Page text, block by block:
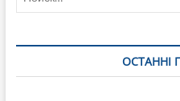
ОСТАННІ